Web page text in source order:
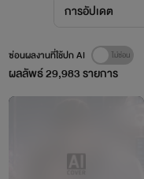
การอัปเดต
ผลลัพธ์29,983รายการ
ซ่อนผลงานที่ใช้ปก AI